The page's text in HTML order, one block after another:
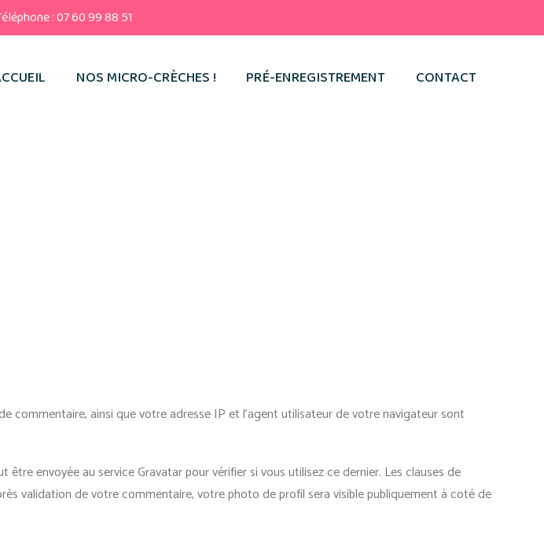
:07 60 99 88 51
NOS MICRO-CRÈCHES ! PRÉ-ENREGISTREMENT CONTACT
commentaire, ainsi que votre adresse IP et l’agent utilisateur de votre navigateur sont
envoyée au service Gravatar pour vérifier si vous utilisez ce dernier. Les clauses de
validation de votre commentaire, votre photo de profil sera visible publiquement à coté de